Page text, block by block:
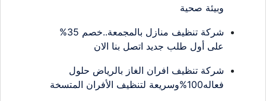
وبيئة صحية
شركة تنظيف منازل بالمجمعة..خصم 35%
على أول طلب جديد اتصل بنا الان
شركة تنظيف افران الغاز بالرياض حلول
فعاله100%وسريعة لتنظيف الأفران المتسخة